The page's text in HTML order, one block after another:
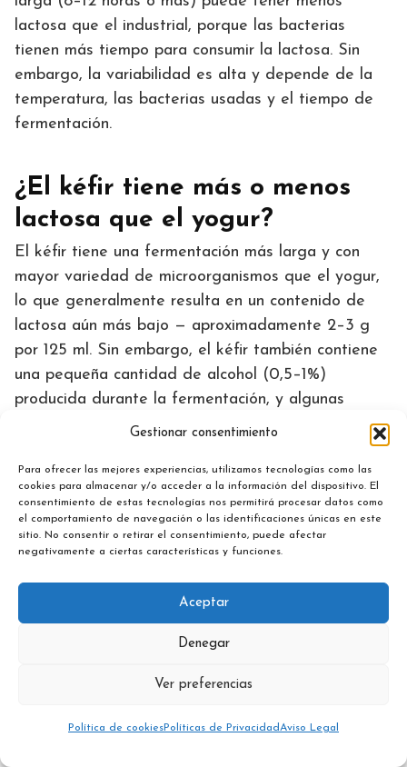
Gestionar consentimiento
Para ofrecer las mejores experiencias, utilizamos tecnologías como las
cookies para almacenar y/o acceder a la información del dispositivo. El
consentimiento de estas tecnologías nos permitirá procesar datos como
el comportamiento de navegación o las identificaciones únicas en este
sitio. No consentir o retirar el consentimiento, puede afectar
negativamente a ciertas características y funciones.
Aceptar
Denegar
Ver preferencias
Política de cookiesPolíticas de PrivacidadAviso Legal
lactosa que el industrial, porque las bacterias
tienen más tiempo para consumir la lactosa. Sin
embargo, la variabilidad es alta y depende de la
temperatura, las bacterias usadas y el tiempo de
fermentación.
¿El kéfir tiene más o menos
lactosa que el yogur?
El kéfir tiene una fermentación más larga y con
mayor variedad de microorganismos que el yogur,
lo que generalmente resulta en un contenido de
lactosa aún más bajo — aproximadamente 2–3 g
por 125 ml. Sin embargo, el kéfir también contiene
una pequeña cantidad de alcohol (0,5–1%)
producida durante la fermentación, y algunas
personas con déficit de DAO lo toleran peor que el
¿Los niños intolerantes a la
lactosa pueden comer yogur?
lactosa en niños suele ser secundaria (causada por
una infección intestinal o enfermedad) y
frecuentemente transitoria. El yogur natural, por su
menor contenido de lactosa y la presencia de
incluso en niños con intolerancia leve. Consulta